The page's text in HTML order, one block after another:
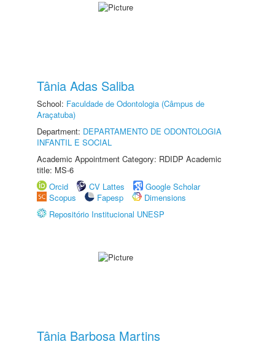
Tânia Adas Saliba
School: Faculdade de Odontologia (Câmpus de
Araçatuba)
Department: DEPARTAMENTO DE ODONTOLOGIA
INFANTIL E SOCIAL
Academic Appointment Category: RDIDP Academic
title: MS-6
Orcid
CV Lattes
Google Scholar
Scopus
Fapesp
Dimensions
Repositório Institucional UNESP
Tânia Barbosa Martins